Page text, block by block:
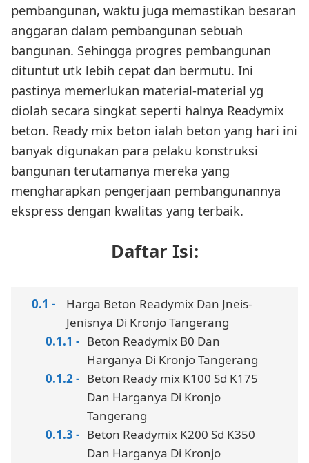
pembangunan, waktu juga memastikan besaran
anggaran dalam pembangunan sebuah
bangunan. Sehingga progres pembangunan
dituntut utk lebih cepat dan bermutu. Ini
pastinya memerlukan material-material yg
diolah secara singkat seperti halnya Readymix
beton. Ready mix beton ialah beton yang hari ini
banyak digunakan para pelaku konstruksi
bangunan terutamanya mereka yang
mengharapkan pengerjaan pembangunannya
ekspress dengan kwalitas yang terbaik.
Daftar Isi:
Harga Beton Readymix Dan Jneis-
Jenisnya Di Kronjo Tangerang
Beton Readymix B0 Dan
Harganya Di Kronjo Tangerang
Beton Ready mix K100 Sd K175
Dan Harganya Di Kronjo
Tangerang
Beton Readymix K200 Sd K350
Dan Harganya Di Kronjo